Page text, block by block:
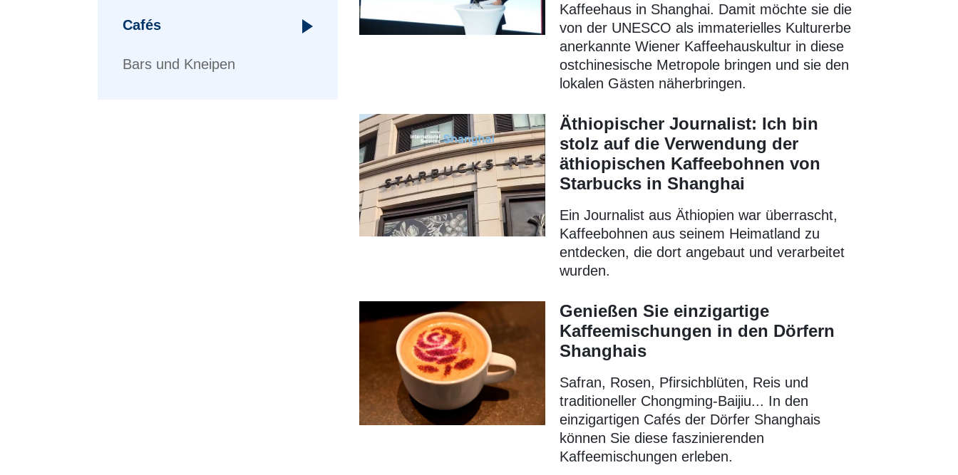
Cafés
Bars und Kneipen
Kaffeehaus in Shanghai. Damit möchte sie die
von der UNESCO als immaterielles Kulturerbe
anerkannte Wiener Kaffeehauskultur in diese
ostchinesische Metropole bringen und sie den
lokalen Gästen näherbringen.
Äthiopischer Journalist: Ich bin
stolz auf die Verwendung der
äthiopischen Kaffeebohnen von
Starbucks in Shanghai
Ein Journalist aus Äthiopien war überrascht,
Kaffeebohnen aus seinem Heimatland zu
entdecken, die dort angebaut und verarbeitet
wurden.
Genießen Sie einzigartige
Kaffeemischungen in den Dörfern
Shanghais
Safran, Rosen, Pfirsichblüten, Reis und
traditioneller Chongming-Baijiu... In den
einzigartigen Cafés der Dörfer Shanghais
können Sie diese faszinierenden
Kaffeemischungen erleben.